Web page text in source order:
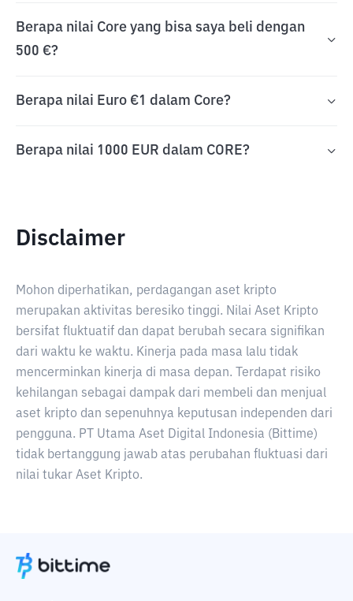
Berapa nilai Core yang bisa saya beli dengan
500 €?
Berapa nilai Euro €1 dalam Core?
Berapa nilai 1000 EUR dalam CORE?
Disclaimer
Mohon diperhatikan, perdagangan aset kripto
merupakan aktivitas beresiko tinggi. Nilai Aset Kripto
bersifat fluktuatif dan dapat berubah secara signifikan
dari waktu ke waktu. Kinerja pada masa lalu tidak
mencerminkan kinerja di masa depan. Terdapat risiko
kehilangan sebagai dampak dari membeli dan menjual
aset kripto dan sepenuhnya keputusan independen dari
pengguna. PT Utama Aset Digital Indonesia (Bittime)
tidak bertanggung jawab atas perubahan fluktuasi dari
nilai tukar Aset Kripto.